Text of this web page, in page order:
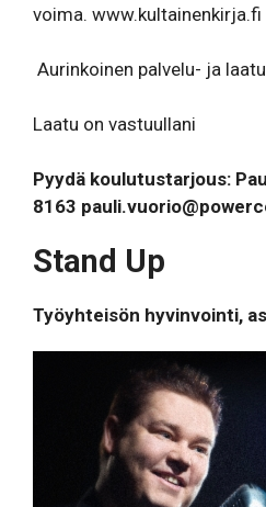
voima. www.kultainenkirja.fi
Aurinkoinen palvelu- ja
Laatu on vastuullani
Pyydä koulutustarjous:
8163
Stand Up
Työyhteisön hyvinvointi,